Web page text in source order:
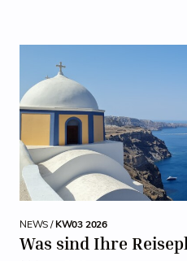
NEWS /KW03 2026
Was sind Ihre